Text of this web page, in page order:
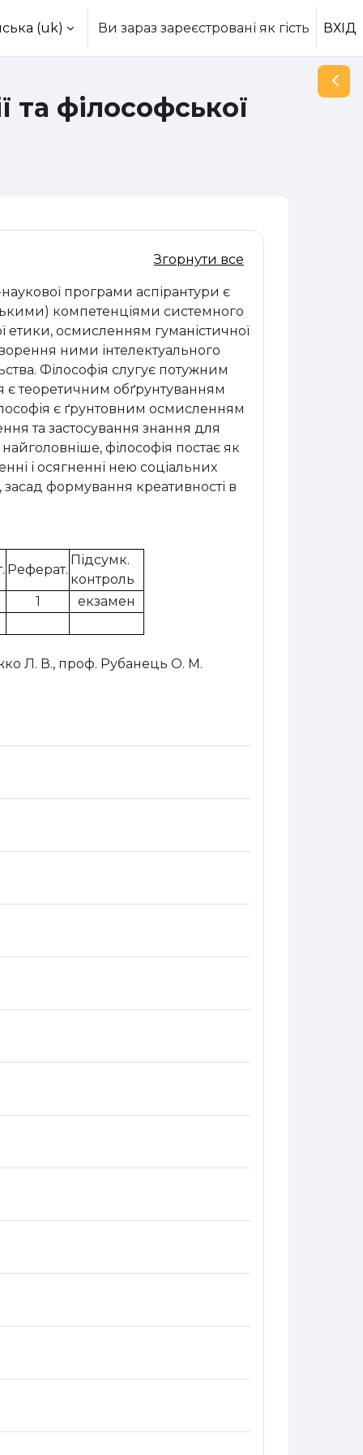
‎(uk)‎ Ви зараз зареєстровані як гість ВХІД
та філософської
Згорнути все
програми аспірантури є
компетенціями системного
етики, осмисленням гуманістичної
ними інтелектуального
Філософія слугує потужним
є теоретичним обґрунтуванням
є ґрунтовним осмисленням
та застосування знання для
найголовніше, філософія постає як
і осягненні нею соціальних
засад формування креативності в
Реферат.
Підсумк.
контроль
1
екзамен
Л. В., проф. Рубанець О. М.